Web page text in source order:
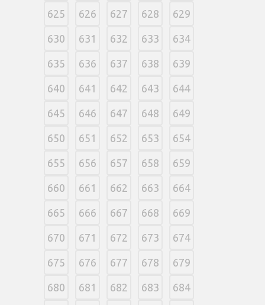
625 626 627 628 629
630 631 632 633 634
635 636 637 638 639
640 641 642 643 644
645 646 647 648 649
650 651 652 653 654
655 656 657 658 659
660 661 662 663 664
665 666 667 668 669
670 671 672 673 674
675 676 677 678 679
680 681 682 683 684